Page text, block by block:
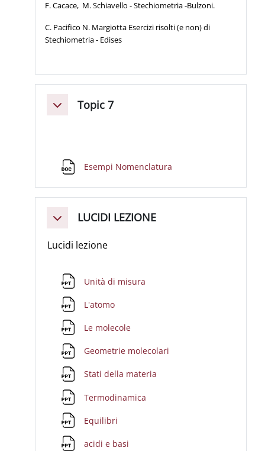
F. Cacace, M. Schiavello - Stechiometria -Bulzoni.
C. Pacifico N. Margiotta Esercizi risolti (e non) di
Stechiometria - Edises
MinimizzaTopic 7
Esempi Nomenclatura
MinimizzaLUCIDI LEZIONE
Lucidi lezione
Unità di misura
L'atomo
Le molecole
Geometrie molecolari
Stati della materia
Termodinamica
Equilibri
acidi e basi